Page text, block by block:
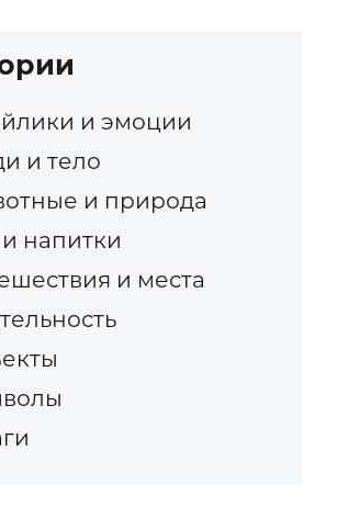
и эмоции
и тело
и природа
напитки
и места